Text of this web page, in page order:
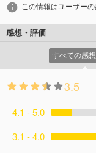
この情報はユーザー
感想・評価
すべての感
3.5
4.1 - 5.0
3.1 - 4.0